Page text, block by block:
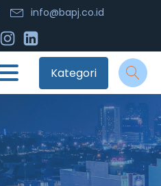
info@bapj.co.id
Kategori